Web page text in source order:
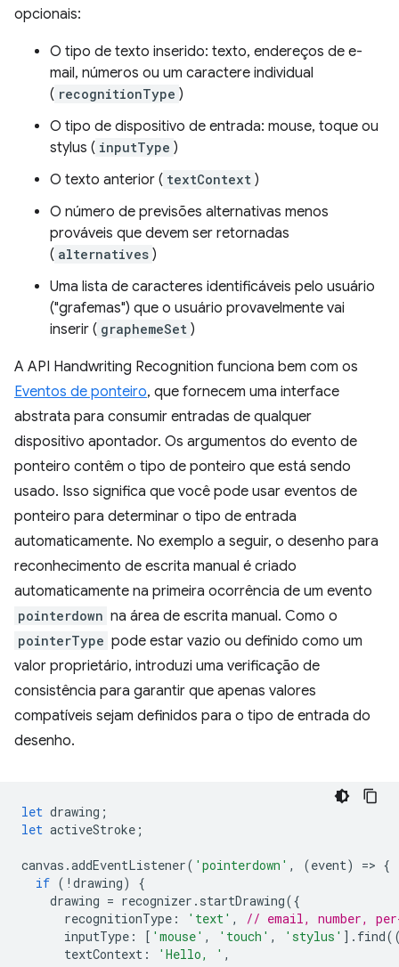
opcionais:
O tipo de texto inserido: texto, endereços de e-
mail, números ou um caractere individual
( recognitionType )
O tipo de dispositivo de entrada: mouse, toque ou
stylus ( inputType )
O texto anterior ( textContext )
O número de previsões alternativas menos
prováveis que devem ser retornadas
( alternatives )
Uma lista de caracteres identificáveis pelo usuário
("grafemas") que o usuário provavelmente vai
inserir ( graphemeSet )
A API Handwriting Recognition funciona bem com os
Eventos de ponteiro, que fornecem uma interface
abstrata para consumir entradas de qualquer
dispositivo apontador. Os argumentos do evento de
ponteiro contêm o tipo de ponteiro que está sendo
usado. Isso significa que você pode usar eventos de
ponteiro para determinar o tipo de entrada
automaticamente. No exemplo a seguir, o desenho para
reconhecimento de escrita manual é criado
automaticamente na primeira ocorrência de um evento
pointerdown na área de escrita manual. Como o
pointerType pode estar vazio ou definido como um
valor proprietário, introduzi uma verificação de
consistência para garantir que apenas valores
compatíveis sejam definidos para o tipo de entrada do
desenho.
let drawing ;
let activeStroke ;
canvas .addEventListener( 'pointerdown' , (event) => {
if ( ! drawing)
{
drawing = recognizer . startDrawing({
recognitionType : 'text' ,
// email, number,
inputType : [ 'mouse' , 'touch' , 'stylus' ]. find
textContext : 'Hello, ' ,